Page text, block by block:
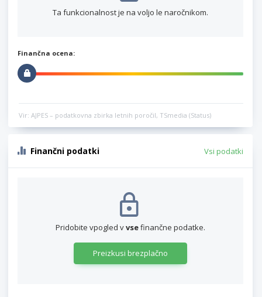
Ta funkcionalnost je na voljo le naročnikom.
Finančna ocena:
Vir: AJPES – podatkovna zbirka letnih poročil, TSmedia (Status)
Finančni podatki Vsi podatki
Pridobite vpogled vvsefinančne podatke.
Preizkusi brezplačno